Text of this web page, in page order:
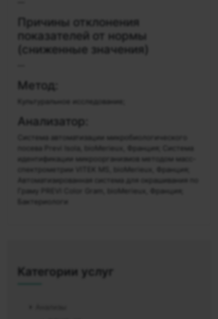
Причины отклонения
показателей от нормы
(сниженные значения)
Метод:
Культуральное исследование;
Анализатор:
Система автоматизации микробиологического
посева Previ Isola, bioMerieux, Франция; Система
идентификации микроорганизмов методом масс-
спектрометрии VITEK MS, bioMerieux, Франция;
Автоматизированная система для окрашивания по
Граму PREVI Color Gram, bioMerieux, Франция;
Бактериологи
Категории услуг